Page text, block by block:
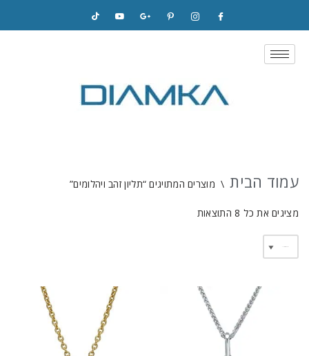
Skip
to
עמוד הבית \ מוצרים המתויגים “תליון זהב ויהלומים”
מציגים את כל ⁦8⁩ התוצאות